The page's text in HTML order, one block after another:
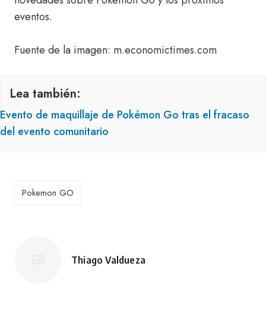
eventos.
Fuente de la imagen: m.economictimes.com
Lea también:
Evento de maquillaje de Pokémon Go tras el fracaso
del evento comunitario
Pokemon GO
Publicado
Thiago Valdueza